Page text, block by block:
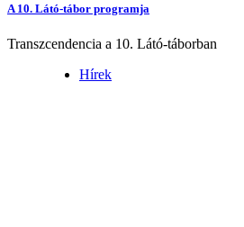
A 10. Látó-tábor programja
Transzcendencia a 10. Látó-táborban
Hírek